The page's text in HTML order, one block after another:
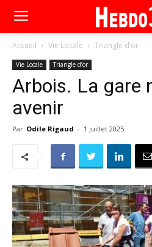
Accueil Vie Locale Triangle d’or
Vie Locale Triangle d’or
Arbois. La gare
avenir
Par Odile Rigaud - 1 juillet 2025